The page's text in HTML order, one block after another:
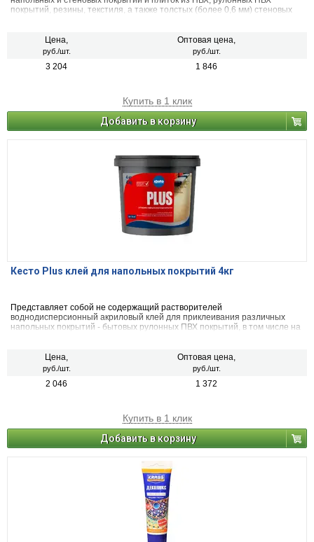
покрытий, резины, текстиля, а также толстых (более 0,6 мм) стеновых
Цена,
руб./шт.
Оптовая цена,
руб./шт.
3 204 1 846
Купить в 1 клик
Добавить в корзину
Кесто Plus клей для напольных покрытий 4кг
Представляет собой не содержащий растворителей
воднодисперсионный акриловый клей для приклеивания различных
напольных покрытий - бытовых рулонных ПВХ покрытий, в том числе на
покрытий к впитывающим влагу поверхностям в сухих и влажных
помещениях.
Цена,
руб./шт.
Оптовая цена,
руб./шт.
2 046 1 372
Купить в 1 клик
Добавить в корзину